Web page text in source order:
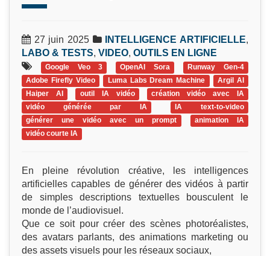
27 juin 2025 INTELLIGENCE ARTIFICIELLE,
LABO & TESTS, VIDEO, OUTILS EN LIGNE
Google Veo 3 OpenAI Sora
Runway Gen‑4
Adobe Firefly Video
Luma Labs Dream Machine
Argil AI
Haiper AI
outil IA vidéo
création vidéo avec IA
vidéo générée par IA
IA text-to-video
générer une vidéo avec un prompt
animation IA
vidéo courte IA
En pleine révolution créative, les intelligences
artificielles capables de générer des vidéos à partir
de simples descriptions textuelles bousculent le
monde de l’audiovisuel.
Que ce soit pour créer des scènes photoréalistes,
des avatars parlants, des animations marketing ou
des assets visuels pour les réseaux sociaux,